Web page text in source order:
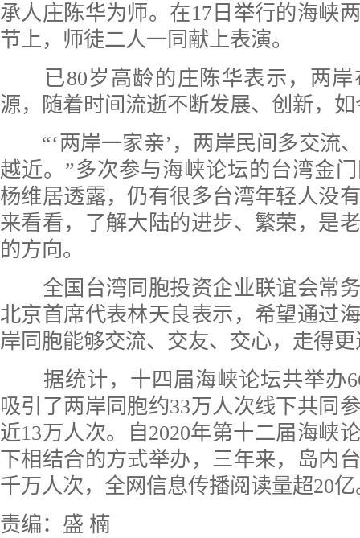
承人庄陈华为师。在17日举行的海峡
节上，师徒二人一同献上表演。
已80岁高龄的庄陈华表示，两岸
源，随着时间流逝不断发展、创新，
“‘两岸一家亲’，两岸民间多交流
越近。”多次参与海峡论坛的台湾金
杨维居透露，仍有很多台湾年轻人没
来看看，了解大陆的进步、繁荣，是
的方向。
全国台湾同胞投资企业联谊会常务
北京首席代表林天良表示，希望通过
岸同胞能够交流、交友、交心，走得
据统计，十四届海峡论坛共举办
吸引了两岸同胞约33万人次线下共同
近13万人次。自2020年第十二届海峡
下相结合的方式举办，三年来，岛内
千万人次，全网信息传播阅读量超20
责编：盛 楠